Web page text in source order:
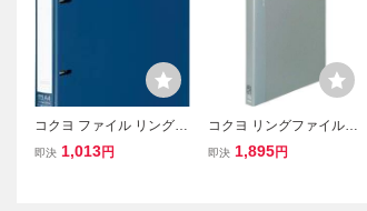
コクヨ ファイル リングフ
ァイル NEOS A4 180枚収
即決 1,013円
コクヨ リングファイルPP
A4縦 内径17mm 120枚 3
即決 1,895円